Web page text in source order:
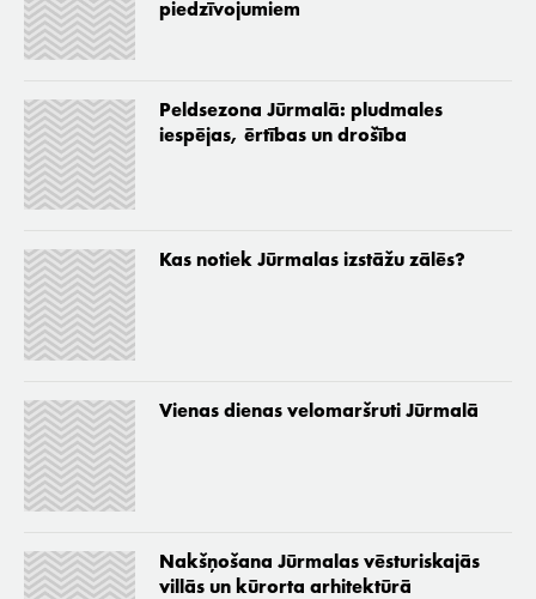
piedzīvojumiem
Peldsezona Jūrmalā: pludmales
iespējas, ērtības un drošība
Kas notiek Jūrmalas izstāžu zālēs?
Vienas dienas velomaršruti Jūrmalā
Nakšņošana Jūrmalas vēsturiskajās
villās un kūrorta arhitektūrā